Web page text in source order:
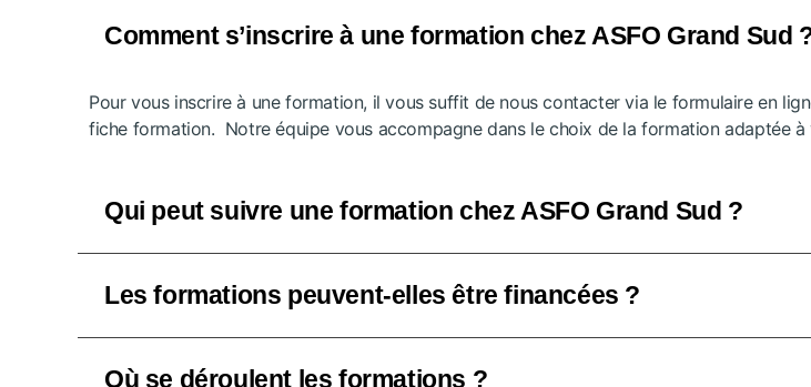
Comment s’inscrire à une formation chez ASFO Grand Sud
Pour vous inscrire à une formation, il vous suffit de nous contacter via le formulaire en
fiche formation. Notre équipe vous accompagne dans le choix de la formation adaptée
Qui peut suivre une formation chez ASFO Grand Sud ?
Les formations peuvent-elles être financées ?
Où se déroulent les formations ?